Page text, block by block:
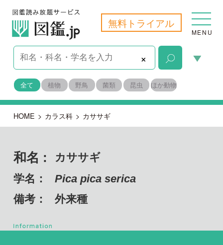
無料トライアル
MENU
×
全て 植物 野鳥 菌類 昆虫 ほか動物
学名： Pica pica serica
備考：
目名：スズメ目